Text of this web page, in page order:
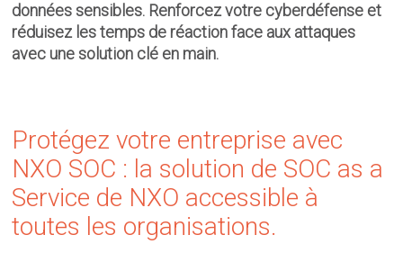
données sensibles. Renforcez votre cyberdéfense et
réduisez les temps de réaction face aux attaques
avec une solution clé en main.
Protégez votre entreprise avec
NXO SOC : la solution de SOC as a
Service de NXO accessible à
toutes les organisations.